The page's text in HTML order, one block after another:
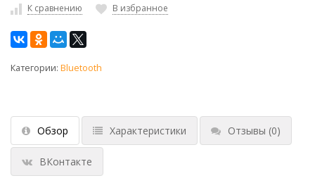
К сравнению В избранное
Категории: Bluetooth
Обзор Характеристики Отзывы (0)
ВКонтакте